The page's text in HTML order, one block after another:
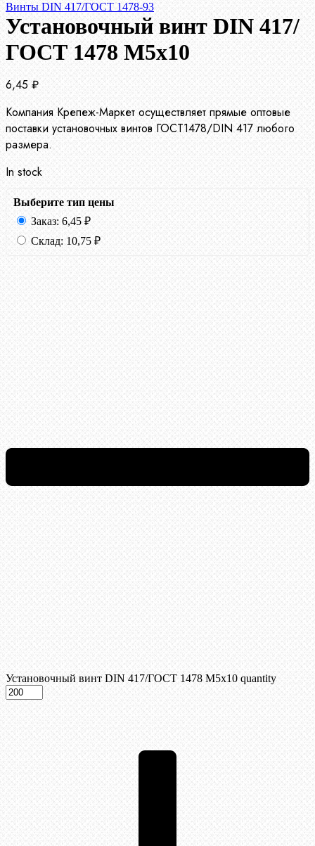
Винты DIN 417/ГОСТ 1478-93
Установочный винт DIN 417/
ГОСТ 1478 М5х10
6,45 ₽
Компания Крепеж-Маркет осуществляет прямые оптовые
поставки установочных винтов ГОСТ1478/DIN 417 любого
размера.
In stock
Выберите тип цены
Заказ: 6,45 ₽
Склад: 10,75 ₽
Установочный винт DIN 417/ГОСТ 1478 М5х10 quantity